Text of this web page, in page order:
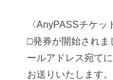
〈AnyPASSチケッ
□発券が開始されま
ールアドレス宛て
お送りいたします。